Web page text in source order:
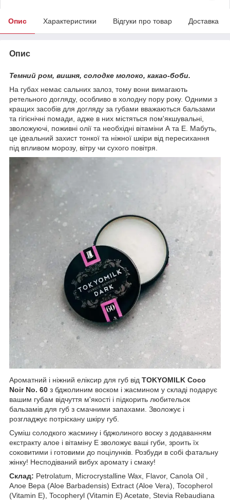
Опис Характеристики Відгуки про товар Доставка
Опис
Темний ром, вишня, солодке молоко, какао-боби.
На губах немає сальних залоз, тому вони вимагають
ретельного догляду, особливо в холодну пору року. Одними з
кращих засобів для догляду за губами вважаються бальзами
та гігієнічні помади, адже в них містяться пом'якшувальні,
зволожуючі, поживні олії та необхідні вітаміни А та Е. Мабуть,
це ідеальний захист тонкої та ніжної шкіри від пересихання
під впливом морозу, вітру чи сухого повітря.
Ароматний і ніжний еліксир для губ від TOKYOMILK Coco
Noir No. 60 з бджолиним воском і жасмином у складі подарує
вашим губам відчуття м'якості і підкорить любительок
бальзамів для губ з смачними запахами. Зволожує і
розгладжує потріскану шкіру губ.
Суміш солодкого жасмину і бджолиного воску з додаванням
екстракту алое і вітаміну Е зволожує ваші губи, зроить їх
соковитими і готовими до поцілунків. Розбуди в собі фатальну
жінку! Несподіваний вибух аромату і смаку!
Склад: Petrolatum, Microcrystalline Wax, Flavor, Canola Oil ,
Алое Вера (Aloe Barbadensis) Extract (Aloe Vera), Tocopherol
(Vitamin E), Tocopheryl (Vitamin E) Acetate, Stevia Rebaudiana